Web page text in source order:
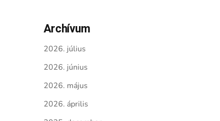
Archívum
2026. július
2026. június
2026. május
2026. április